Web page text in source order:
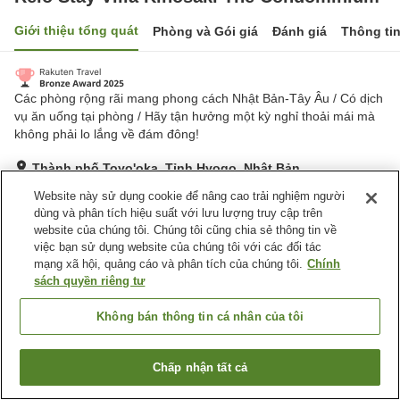
Giới thiệu tổng quát Phòng và Gói giá Đánh giá Thông
Các phòng rộng rãi mang phong cách Nhật Bản-Tây Âu / Có dịch
vụ ăn uống tại phòng / Hãy tận hưởng một kỳ nghỉ thoải mái mà
không phải lo lắng về đám đông!
Thành phố Toyo'oka, Tỉnh Hyogo, Nhật Bản
Rất tốt Đánh giá:595 lượt
Tiện nghi chỗ nghỉ
Máy bán hàng tự động
Cửa hàng
Relo Stay Villa Kinosaki The Condominium
Tìm phòng trống
Website này sử dụng cookie để nâng cao trải nghiệm người
dùng và phân tích hiệu suất với lưu lượng truy cập trên
website của chúng tôi. Chúng tôi cũng chia sẻ thông tin về
việc bạn sử dụng website của chúng tôi với các đối tác
mạng xã hội, quảng cáo và phân tích của chúng tôi. Chính
sách quyền riêng tư
Không bán thông tin cá nhân của tôi
Chấp nhận tất cả